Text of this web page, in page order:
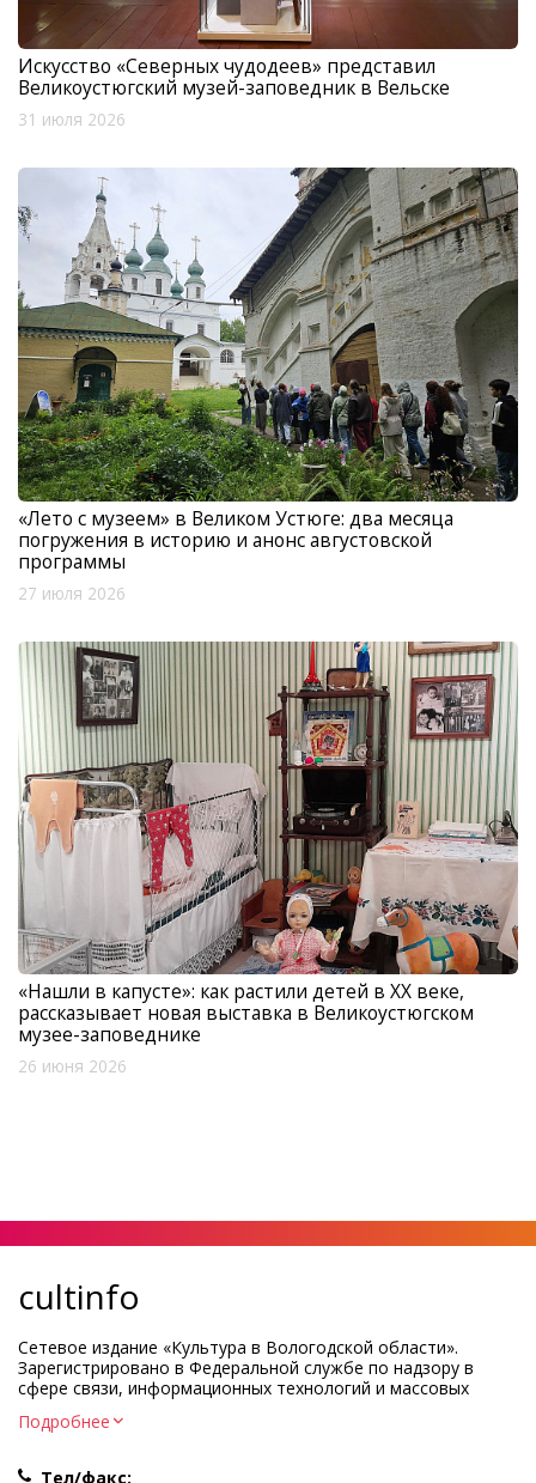
Искусство «Северных чудодеев» представил
Великоустюгский музей-заповедник в Вельске
31 июля 2026
«Лето с музеем» в Великом Устюге: два месяца
погружения в историю и анонс августовской
программы
27 июля 2026
«Нашли в капусте»: как растили детей в XX веке,
рассказывает новая выставка в Великоустюгском
музее-заповеднике
26 июня 2026
cultinfo
Сетевое издание «Культура в Вологодской области».
Зарегистрировано в Федеральной службе по надзору в
сфере связи, информационных технологий и массовых
Регистрационный номер и дата принятия решения о
Подробнее
Тел/факс: